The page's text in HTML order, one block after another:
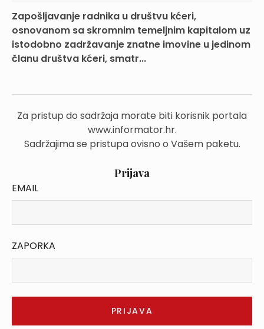
Zapošljavanje radnika u društvu kćeri,
osnovanom sa skromnim temeljnim kapitalom uz
istodobno zadržavanje znatne imovine u jedinom
članu društva kćeri, smatr...
Za pristup do sadržaja morate biti korisnik portala
www.informator.hr.
Sadržajima se pristupa ovisno o Vašem paketu.
Prijava
EMAIL
ZAPORKA